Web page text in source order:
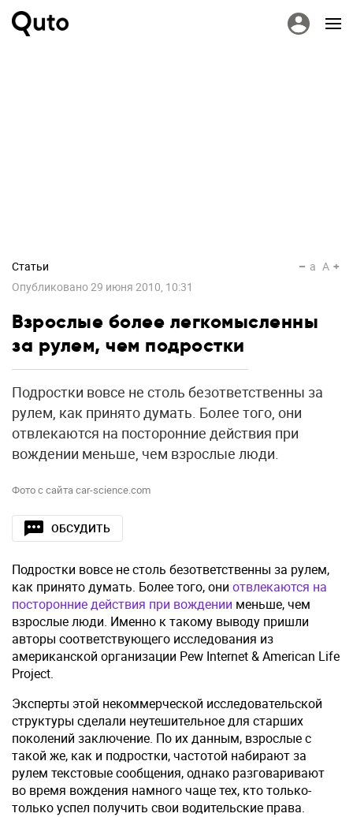
Статьи
Опубликовано29 июня 2010, 10:31
a A
Взрослые более легкомысленны
за рулем, чем подростки
Подростки вовсе не столь безответственны за
рулем, как принято думать. Более того, они
отвлекаются на посторонние действия при
вождении меньше, чем взрослые люди.
Фото с сайта car-science.com
ОБСУДИТЬ
Подростки вовсе не столь безответственны за рулем,
как принято думать. Более того, они отвлекаются на
посторонние действия при вождении меньше, чем
взрослые люди. Именно к такому выводу пришли
авторы соответствующего исследования из
американской организации Pew Internet & American Life
Project.
Эксперты этой некоммерческой исследовательской
структуры сделали неутешительное для старших
поколений заключение. По их данным, взрослые с
такой же, как и подростки, частотой набирают за
рулем текстовые сообщения, однако разговаривают
во время вождения намного чаще тех, кто только-
только успел получить свои водительские права.